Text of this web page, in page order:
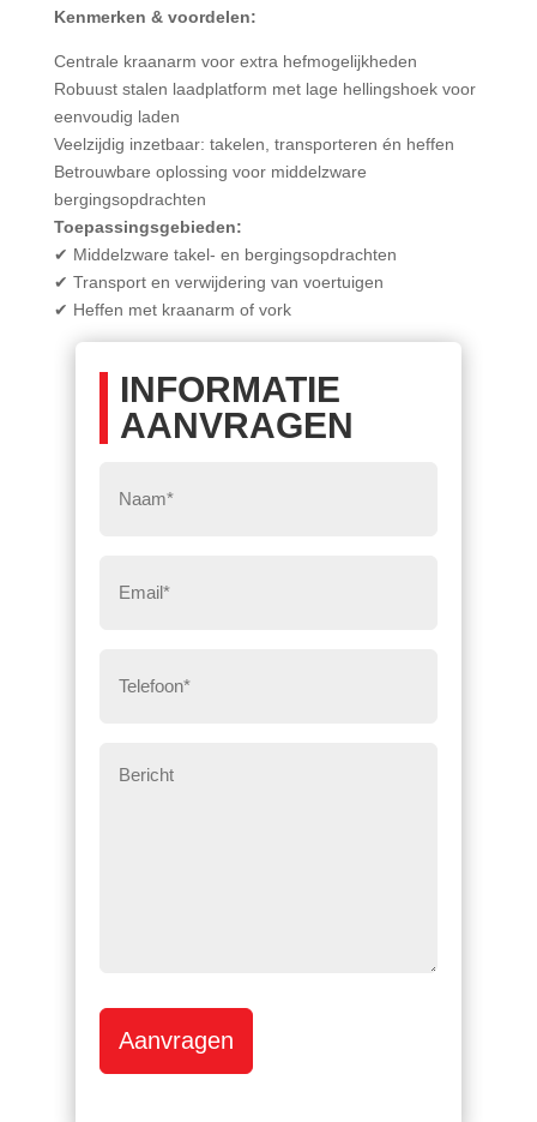
Kenmerken & voordelen:
Centrale kraanarm voor extra hefmogelijkheden
Robuust stalen laadplatform met lage hellingshoek voor
eenvoudig laden
Veelzijdig inzetbaar: takelen, transporteren én heffen
Betrouwbare oplossing voor middelzware
bergingsopdrachten
Toepassingsgebieden:
✔ Middelzware takel- en bergingsopdrachten
✔ Transport en verwijdering van voertuigen
✔ Heffen met kraanarm of vork
INFORMATIE
AANVRAGEN
mail*
Aanvragen